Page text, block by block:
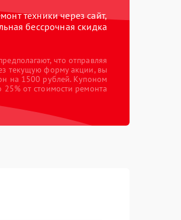
техники через сайт,
бессрочная скидка
что отправляя
текущую форму акции, вы
на 1500 рублей. Купоном
от стоимости ремонта